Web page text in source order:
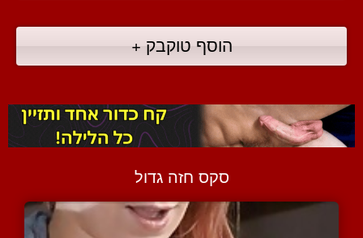
הוסף טוקבק +
סקס חזה גדול